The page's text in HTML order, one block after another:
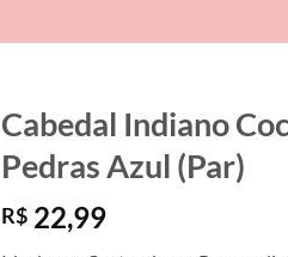
Cabedal Indiano
Pedras Azul (Par)
R$22,99